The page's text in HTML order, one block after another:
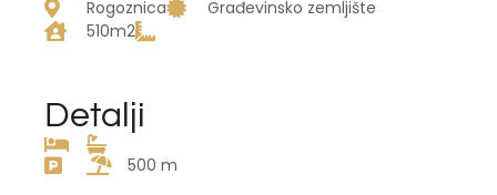
Rogoznica
Građevinsko zemljište
510m2
Detalji
500 m